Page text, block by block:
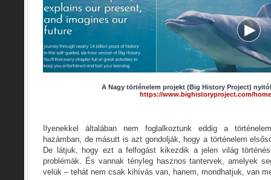
A Nagy történelem projekt (Big History Project)
https://www.bighistoryproject.com/home
Ilyenekkel általában nem foglalkoztunk eddig a
hazámban, de másutt is azt gondolják, hogy a történelem
De látjuk, hogy ezt a felfogást kikezdik a jelen világ
problémák. És vannak tényleg hasznos tantervek, amelyek
velük – tehát nem csak kihívás van, hanem, mondhatjuk, van